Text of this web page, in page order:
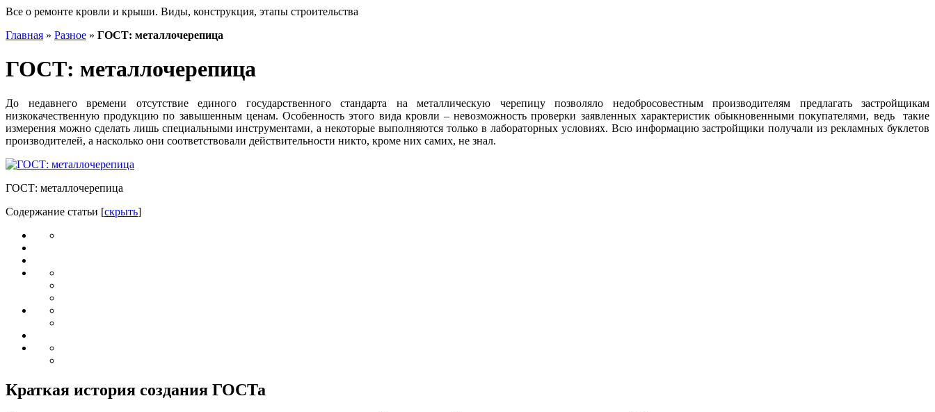
Все о ремонте кровли и крыши. Виды, конструкция, этапы строительства
Главная » Разное » ГОСТ: металлочерепица
ГОСТ: металлочерепица
До недавнего времени отсутствие единого государственного стандарта на металлическую черепицу позволяло недобросовестным производителям предлагать застройщикам
низкокачественную продукцию по завышенным ценам. Особенность этого вида кровли – невозможность проверки заявленных характеристик обыкновенными покупателями, ведь такие
измерения можно сделать лишь специальными инструментами, а некоторые выполняются только в лабораторных условиях. Всю информацию застройщики получали из рекламных буклетов
производителей, а насколько они соответствовали действительности никто, кроме них самих, не знал.
ГОСТ: металлочерепица
Содержание статьи [скрыть]
Краткая история создания ГОСТа